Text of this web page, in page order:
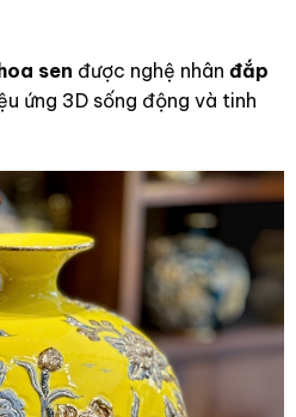
sen được nghệ nhân đắp
ứng 3D sống động và tinh